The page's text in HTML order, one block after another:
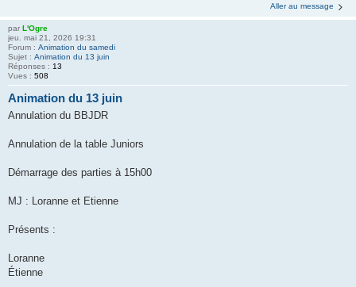
Aller au message
par L'Ogre
jeu. mai 21, 2026 19:31
Forum : Animation du samedi
Sujet : Animation du 13 juin
Réponses : 13
Vues : 508
Animation du 13 juin
Annulation du BBJDR
Annulation de la table Juniors
Démarrage des parties à 15h00
MJ : Loranne et Etienne
Présents :
Loranne
Étienne